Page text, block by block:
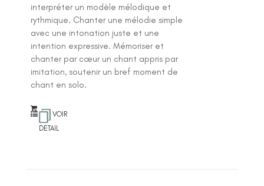
interpréter un modèle mélodique et
rythmique. Chanter une mélodie simple
avec une intonation juste et une
intention expressive. Mémoriser et
chanter par cœur un chant appris par
imitation, soutenir un bref moment de
chant en solo.
VOIR
DETAIL